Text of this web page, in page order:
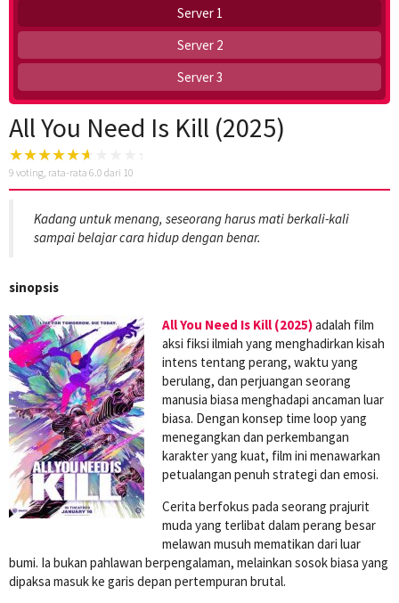
Server 1
Server 2
Server 3
All You Need Is Kill (2025)
9 voting, rata-rata 6.0 dari 10
Kadang untuk menang, seseorang harus mati berkali-kali
sampai belajar cara hidup dengan benar.
sinopsis
All You Need Is Kill (2025)adalah film
aksi fiksi ilmiah yang menghadirkan kisah
intens tentang perang, waktu yang
berulang, dan perjuangan seorang
manusia biasa menghadapi ancaman luar
biasa. Dengan konsep time loop yang
menegangkan dan perkembangan
karakter yang kuat, film ini menawarkan
petualangan penuh strategi dan emosi.
Cerita berfokus pada seorang prajurit
muda yang terlibat dalam perang besar
melawan musuh mematikan dari luar
bumi. Ia bukan pahlawan berpengalaman, melainkan sosok biasa yang
dipaksa masuk ke garis depan pertempuran brutal.